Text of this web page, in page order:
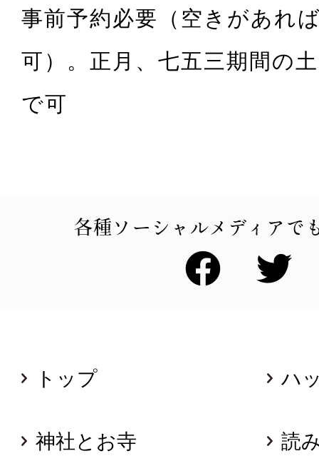
事前予約必要（空きがあれ
可）。正月、七五三期間の
で可
各種ソーシャルメディアで
トップ ハ
神社とお寺 読